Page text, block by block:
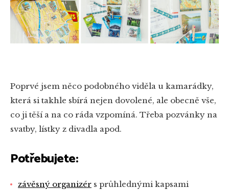
Poprvé jsem něco podobného viděla u kamarádky,
která si takhle sbírá nejen dovolené, ale obecně vše,
co ji těší a na co ráda vzpomíná. Třeba pozvánky na
svatby, lístky z divadla apod.
Potřebujete:
závěsný organizér s průhlednými kapsami